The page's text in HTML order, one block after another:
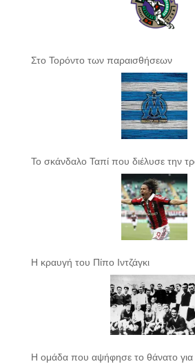
Στο Τορόντο των παραισθήσεων
Το σκάνδαλο Ταπί που διέλυσε την
Η κραυγή του Πίπο Ιντζάγκι
Η ομάδα που αψήφησε το θάνατο για